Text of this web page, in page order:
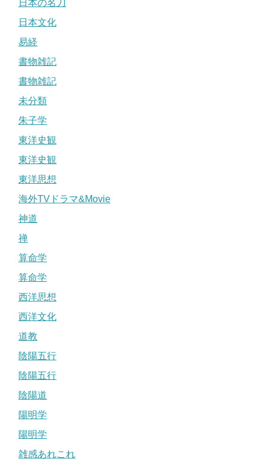
日本の名刀
日本文化
易経
書物雑記
書物雑記
未分類
朱子学
東洋史観
東洋史観
東洋思想
海外TVドラマ&Movie
神道
禅
算命学
算命学
西洋思想
西洋文化
道教
陰陽五行
陰陽五行
陰陽道
陽明学
陽明学
雑感あれこれ